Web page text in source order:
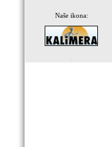
Naše ikona: